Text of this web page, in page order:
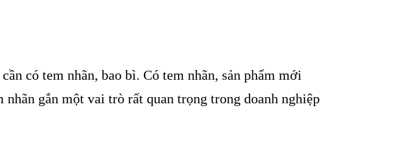
có tem nhãn, bao bì. Có tem nhãn, sản phẩm mới
gắn một vai trò rất quan trọng trong doanh nghiệp